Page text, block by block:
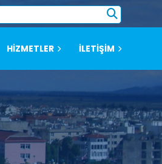
HİZMETLER İLETİŞİM